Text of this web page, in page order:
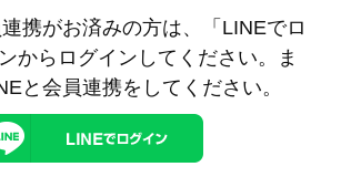
携がお済みの方は、「LINEでロ
からログインしてください。ま
と会員連携をしてください。